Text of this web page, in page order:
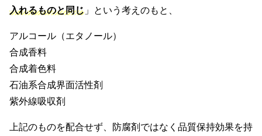
入れるものと同じ 」という考えのもと、
アルコール（エタノール）
合成香料
合成着色料
石油系合成界面活性剤
紫外線吸収剤
上記のものを配合せず、防腐剤ではなく品質保持効果を持